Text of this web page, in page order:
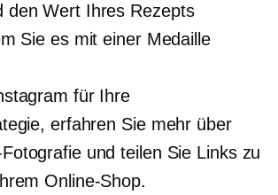
den Wert Ihres Rezepts
Sie es mit einer Medaille
für Ihre
erfahren Sie mehr über
und teilen Sie Links zu
Online-Shop.